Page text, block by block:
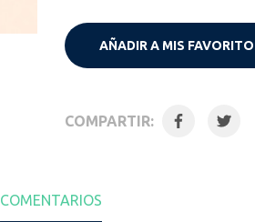
AÑADIR A MIS
COMPARTIR:
COMENTARIOS